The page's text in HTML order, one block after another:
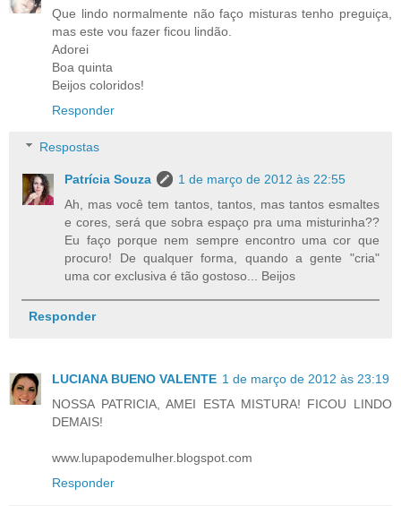
Que lindo normalmente não faço misturas tenho preguiça,
mas este vou fazer ficou lindão.
Adorei
Boa quinta
Beijos coloridos!
Responder
Respostas
Patrícia Souza
1 de março de 2012 às 22:55
Ah, mas você tem tantos, tantos, mas tantos esmaltes
e cores, será que sobra espaço pra uma misturinha??
Eu faço porque nem sempre encontro uma cor que
procuro! De qualquer forma, quando a gente "cria"
uma cor exclusiva é tão gostoso... Beijos
Responder
LUCIANA BUENO VALENTE 1 de março de 2012 às 23:19
NOSSA PATRICIA, AMEI ESTA MISTURA! FICOU LINDO
DEMAIS!
www.lupapodemulher.blogspot.com
Responder